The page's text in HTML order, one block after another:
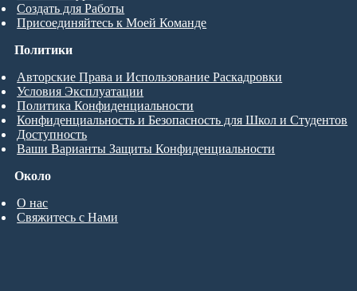
Создать для Работы
Присоединяйтесь к Моей Команде
Около
О нас
Свяжитесь с Нами
Политики
Авторские Права и Использование Раскадровки
Условия Эксплуатации
Политика Конфиденциальности
Конфиденциальность и Безопасность для Школ и Студентов
Доступность
Ваши Варианты Защиты Конфиденциальности